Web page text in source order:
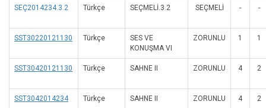
SEÇ2014234.3.2 Türkçe SEÇMELİ.3.2 SEÇMELI - -
SST30220121130 Türkçe
SES VE
KONUŞMA VI
ZORUNLU 1 1
SST30420121130 Türkçe SAHNE II ZORUNLU 4 2
SST3042014234 Türkçe SAHNE II ZORUNLU 4 2